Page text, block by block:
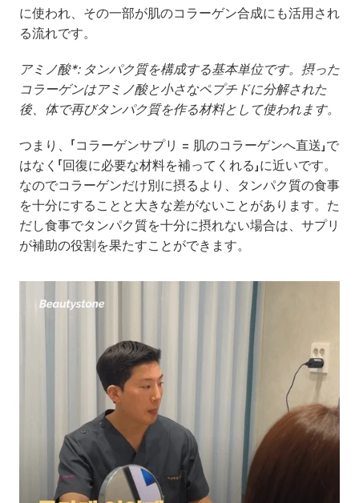
に使われ、その一部が肌のコラーゲン合成にも活用され
る流れです。
アミノ酸*: タンパク質を構成する基本単位です。摂った
コラーゲンはアミノ酸と小さなペプチドに分解された
後、体で再びタンパク質を作る材料として使われます。
つまり、「コラーゲンサプリ = 肌のコラーゲンへ直送」で
はなく「回復に必要な材料を補ってくれる」に近いです。
なのでコラーゲンだけ別に摂るより、タンパク質の食事
を十分にすることと大きな差がないことがあります。た
だし食事でタンパク質を十分に摂れない場合は、サプリ
が補助の役割を果たすことができます。